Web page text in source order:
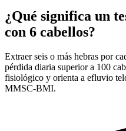
¿Qué significa un
con 6 cabellos?
Extraer seis o más hebras por
pérdida diaria superior a 100
fisiológico y orienta a efluvio
MMSC-BMI.